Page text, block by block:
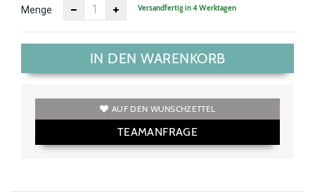
Menge Versandfertig in 4 Werktagen
IN DEN WARENKORB
AUF DEN WUNSCHZETTEL
TEAMANFRAGE